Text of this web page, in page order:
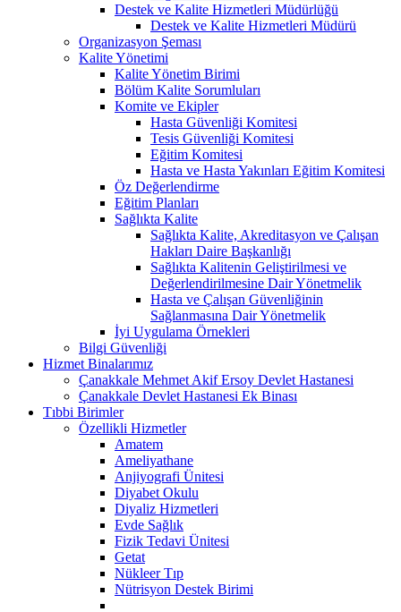
Destek ve Kalite Hizmetleri Müdürlüğü
Destek ve Kalite Hizmetleri Müdürü
Organizasyon Şeması
Kalite Yönetimi
Kalite Yönetim Birimi
Bölüm Kalite Sorumluları
Komite ve Ekipler
Hasta Güvenliği Komitesi
Tesis Güvenliği Komitesi
Eğitim Komitesi
Hasta ve Hasta Yakınları Eğitim Komitesi
Öz Değerlendirme
Eğitim Planları
Sağlıkta Kalite
Sağlıkta Kalite, Akreditasyon ve Çalışan
Hakları Daire Başkanlığı
Sağlıkta Kalitenin Geliştirilmesi ve
Değerlendirilmesine Dair Yönetmelik
Hasta ve Çalışan Güvenliğinin
Sağlanmasına Dair Yönetmelik
İyi Uygulama Örnekleri
Bilgi Güvenliği
Hizmet Binalarımız
Çanakkale Mehmet Akif Ersoy Devlet Hastanesi
Çanakkale Devlet Hastanesi Ek Binası
Tıbbi Birimler
Özellikli Hizmetler
Amatem
Ameliyathane
Anjiyografi Ünitesi
Diyabet Okulu
Diyaliz Hizmetleri
Evde Sağlık
Fizik Tedavi Ünitesi
Getat
Nükleer Tıp
Nütrisyon Destek Birimi